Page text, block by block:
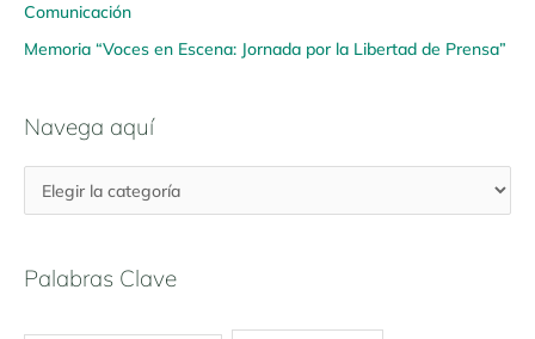
Comunicación
Memoria “Voces en Escena: Jornada por la Libertad de Prensa”
Navega aquí
Palabras Clave